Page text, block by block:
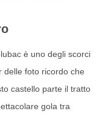
è uno degli scorci
delle foto ricordo che
castello parte il tratto
gola tra